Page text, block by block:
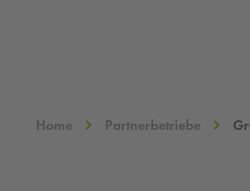
Home Partnerbetriebe